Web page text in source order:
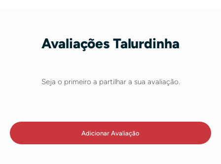
Avaliações Talurdinha
Seja o primeiro a partilhar a sua avaliação.
Adicionar Avaliação